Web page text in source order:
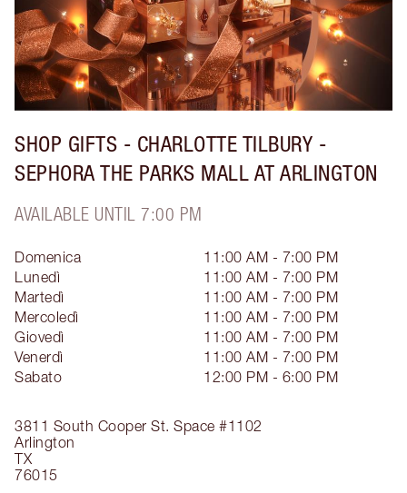
SHOP GIFTS - CHARLOTTE TILBURY -
SEPHORA THE PARKS MALL AT ARLINGTON
AVAILABLE UNTIL 7:00 PM
3811 South Cooper St. Space #1102
Arlington
TX
76015
Domenica
11:00 AM - 7:00 PM
Lunedì
11:00 AM - 7:00 PM
Martedì
11:00 AM - 7:00 PM
Mercoledì
11:00 AM - 7:00 PM
Giovedì
11:00 AM - 7:00 PM
Venerdì
11:00 AM - 7:00 PM
Sabato
12:00 PM - 6:00 PM